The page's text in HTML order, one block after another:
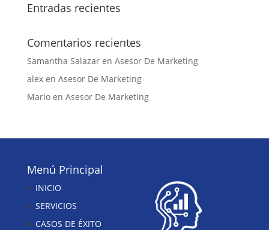
Entradas recientes
Comentarios recientes
Samantha Salazaren Asesor De Marketing
alexen Asesor De Marketing
Marioen Asesor De Marketing
Menú Principal
INICIO
SERVICIOS
CASOS DE ÉXITO